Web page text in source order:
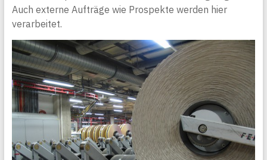
Auch externe Aufträge wie Prospekte werden hier
verarbeitet.